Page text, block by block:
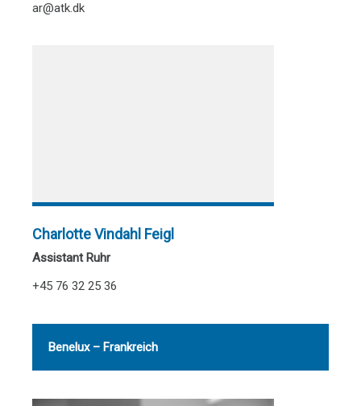
ar@atk.dk
Charlotte Vindahl Feigl
Assistant Ruhr
+45 76 32 25 36
Benelux – Frankreich